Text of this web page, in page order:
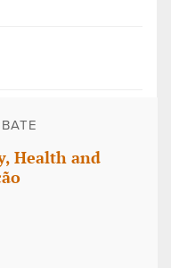
Health and